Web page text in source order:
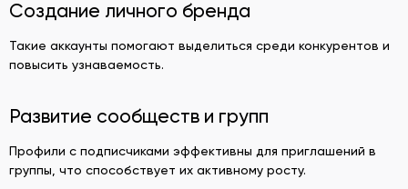
Создание личного бренда
Такие аккаунты помогают выделиться среди конкурентов и
повысить узнаваемость.
Развитие сообществ и групп
Профили с подписчиками эффективны для приглашений в
группы, что способствует их активному росту.